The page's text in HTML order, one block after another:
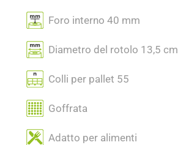
Foro interno 40 mm
Diametro del rotolo 13,5 cm
Colli per pallet 55
Goffrata
Adatto per alimenti